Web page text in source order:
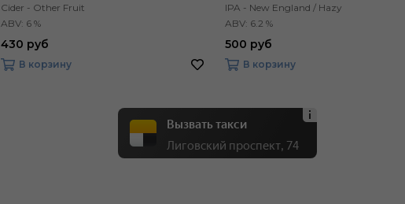
Cider - Other Fruit
ABV: 6 %
430 руб
В корзину
IPA - New England / Hazy
ABV: 6.2 %
500 руб
В корзину
Вызвать такси
Лиговский проспект, 74